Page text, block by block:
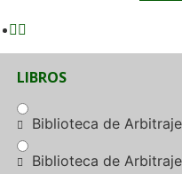
LIBROS
Biblioteca de Arbitraje
Biblioteca de